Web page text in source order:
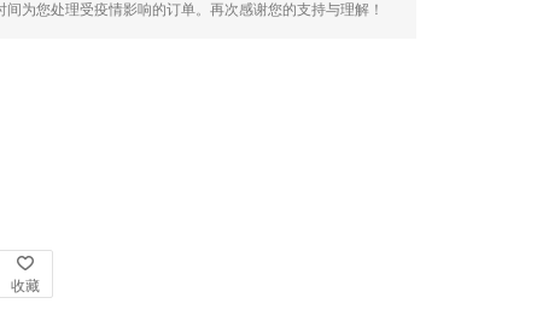
为您处理受疫情影响的订单。再次感谢您的支持与理解！
收藏